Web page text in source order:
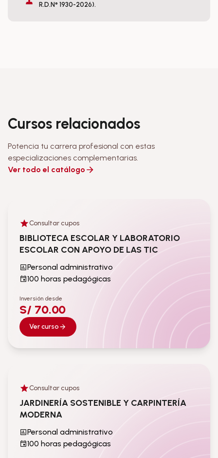
R.D.N° 1930-2026).
Cursos relacionados
Potencia tu carrera profesional con estas
especializaciones complementarias.
Ver todo el catálogo
Personal administrativo
Consultar cupos
BIBLIOTECA ESCOLAR Y LABORATORIO
ESCOLAR CON APOYO DE LAS TIC
Personal administrativo
100 horas pedagógicas
Inversión desde
S/ 70.00
Ver curso
Personal administrativo
Consultar cupos
JARDINERÍA SOSTENIBLE Y CARPINTERÍA
MODERNA
Personal administrativo
100 horas pedagógicas